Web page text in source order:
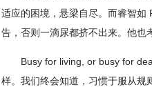
适应的困境，悬梁自尽。而睿智如
告，否则一滴尿都挤不出来。他也
Busy for living, or busy for
样。我们终会知道，习惯于服从规